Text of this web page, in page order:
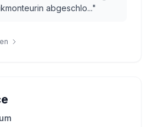
abgeschlo..."